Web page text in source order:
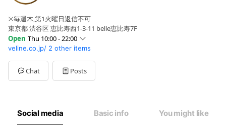
※毎週木,第1火曜日返信不可
東京都 渋谷区 恵比寿西1-3-11 belle恵比寿7F
Open Thu 10:00 - 22:00
Sun10:00 - 22:00
Mon10:00 - 22:00
Tue10:00 - 22:00
Wed10:00 - 22:00
10:00 - 22:00
休診日 : 不定休
veline.co.jp/ 2 other items
Chat Posts
Social media Basic info You might like